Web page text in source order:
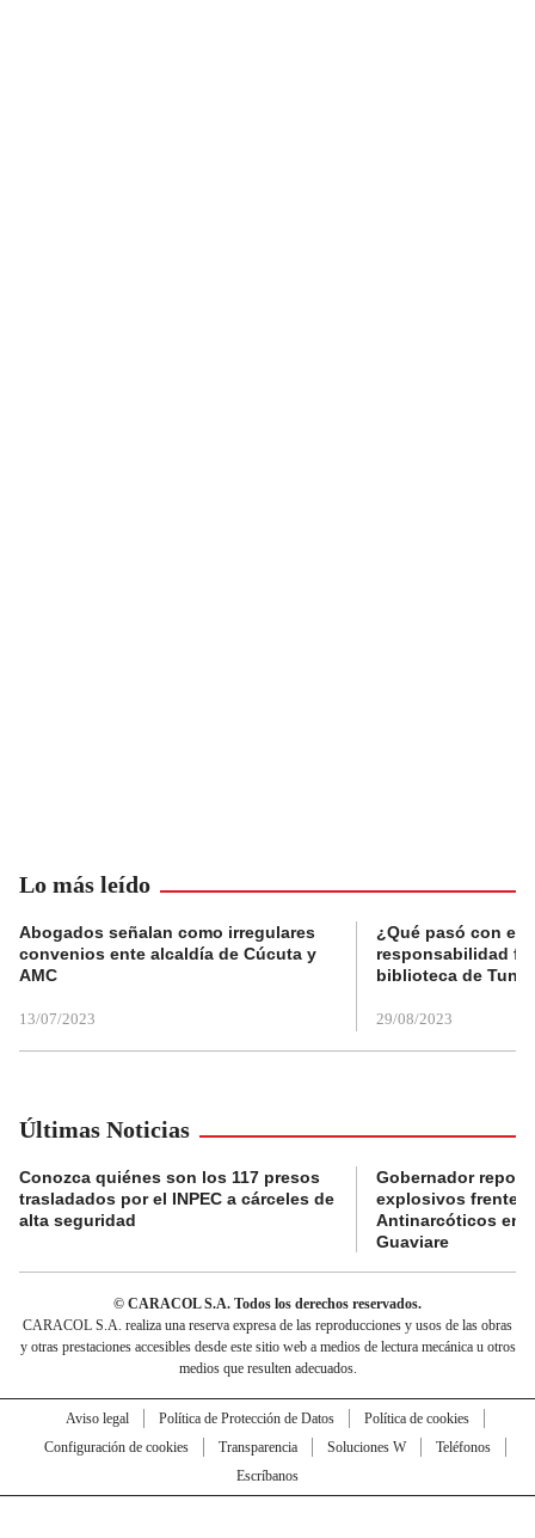
Lo más leído
Abogados señalan como irregulares
convenios ente alcaldía de Cúcuta y
AMC
13/07/2023
¿Qué pasó con el
responsabilidad
biblioteca de
29/08/2023
Últimas Noticias
Conozca quiénes son los 117 presos
trasladados por el INPEC a cárceles de
alta seguridad
Gobernador
explosivos frente a
Antinarcóticos en
Guaviare
© CARACOL S.A. Todos los derechos reservados.
CARACOL S.A. realiza una reserva expresa de las reproducciones y usos de las obras
y otras prestaciones accesibles desde este sitio web a medios de lectura mecánica u otros
medios que resulten adecuados.
Aviso legal Política de Protección de Datos
Política de cookies
Configuración de cookies
Transparencia Soluciones W
Teléfonos
Escríbanos